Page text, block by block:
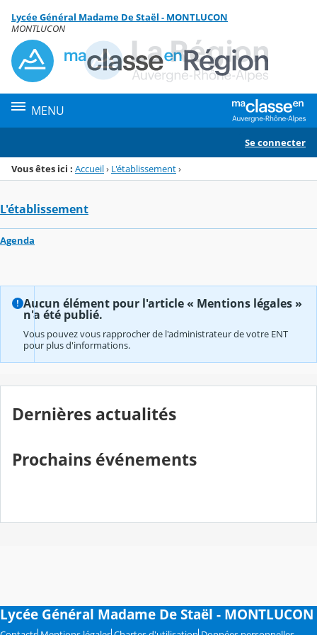
Menu de la rubrique
Contenu
Lycée Général Madame De Staël - MONTLUCON
MONTLUCON
MENU
Se connecter
Vous êtes ici : Accueil› L'établissement›
L'établissement
Agenda
Aucun élément pour l'article « Mentions légales »
n'a été publié.
Vous pouvez vous rapprocher de l'administrateur de votre ENT
pour plus d'informations.
Dernières actualités
Prochains événements
Lycée Général Madame De Staël - MONTLUCON